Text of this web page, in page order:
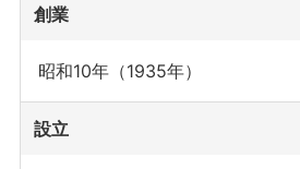
創業
昭和10年（1935年）
設立